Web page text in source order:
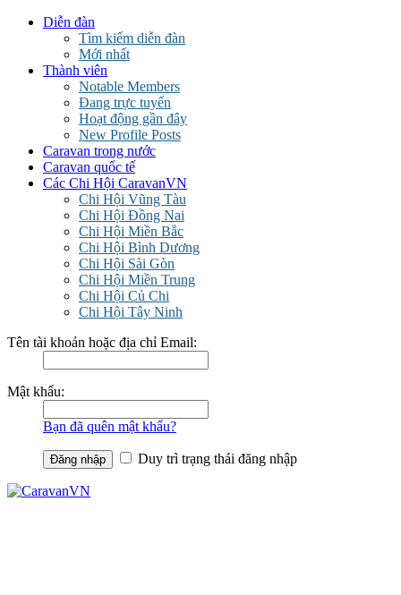
Diễn đàn
Tìm kiếm diễn đàn
Mới nhất
Thành viên
Notable Members
Đang trực tuyến
Hoạt động gần đây
New Profile Posts
Caravan trong nước
Caravan quốc tế
Các Chi Hội CaravanVN
Chi Hội Vũng Tàu
Chi Hội Đồng Nai
Chi Hội Miền Bắc
Chi Hội Bình Dương
Chi Hội Sài Gòn
Chi Hội Miền Trung
Chi Hội Củ Chi
Chi Hội Tây Ninh
Tên tài khoản hoặc địa chỉ Email:
Mật khẩu:
Bạn đã quên mật khẩu?
Duy trì trạng thái đăng nhập